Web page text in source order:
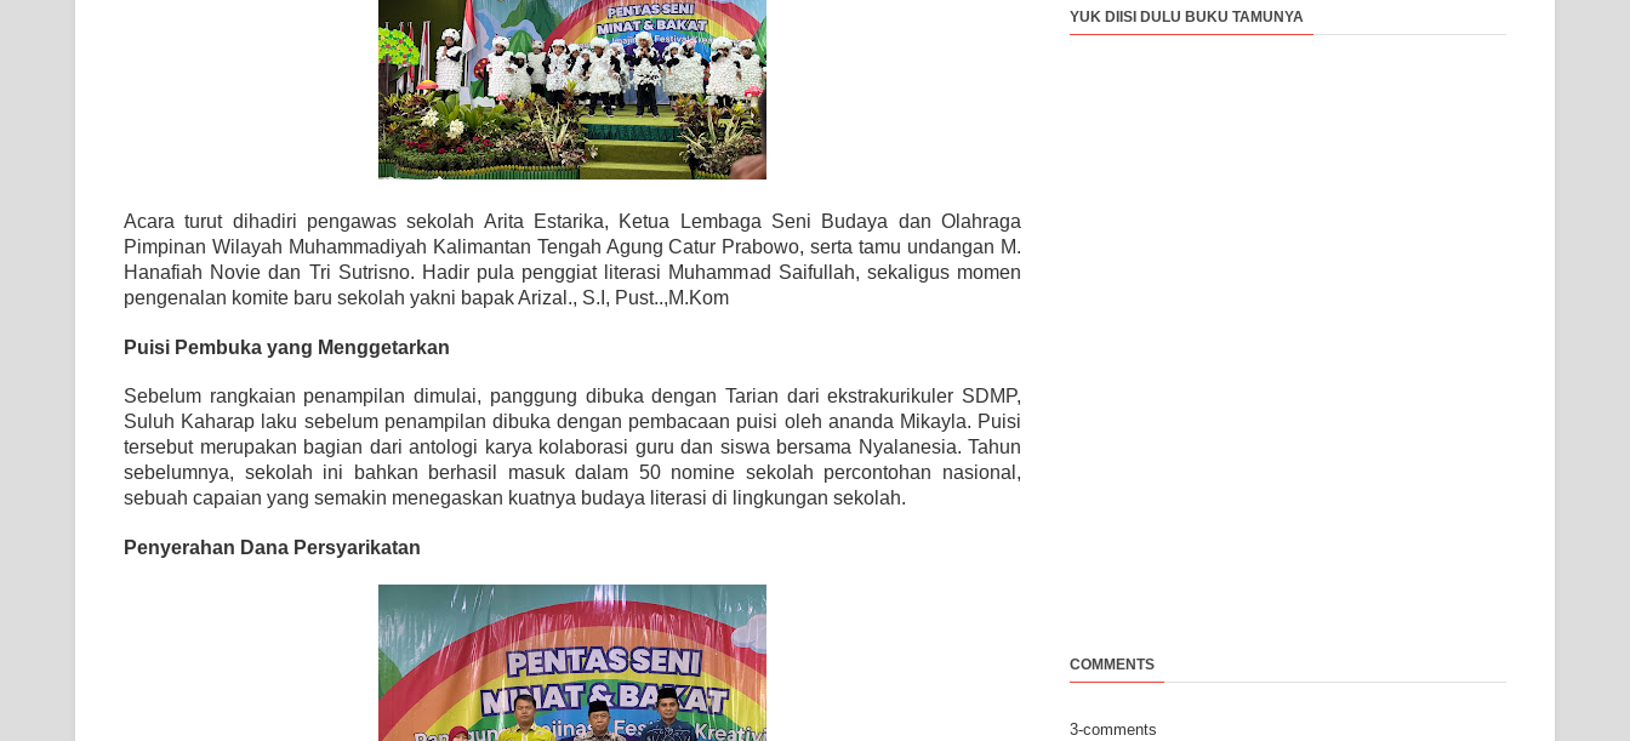
Acara turut dihadiri pengawas sekolah Arita Estarika, Ketua Lembaga Seni Budaya dan Olahraga
Pimpinan Wilayah Muhammadiyah Kalimantan Tengah Agung Catur Prabowo, serta tamu undangan M.
Hanafiah Novie dan Tri Sutrisno. Hadir pula penggiat literasi Muhammad Saifullah, sekaligus momen
pengenalan komite baru sekolah yakni bapak Arizal., S.I, Pust..,M.Kom
Puisi Pembuka yang Menggetarkan
Sebelum rangkaian penampilan dimulai, panggung dibuka dengan Tarian dari ekstrakurikuler SDMP,
Suluh Kaharap laku sebelum penampilan dibuka dengan pembacaan puisi oleh ananda Mikayla. Puisi
tersebut merupakan bagian dari antologi karya kolaborasi guru dan siswa bersama Nyalanesia. Tahun
sebelumnya, sekolah ini bahkan berhasil masuk dalam 50 nomine sekolah percontohan nasional,
sebuah capaian yang semakin menegaskan kuatnya budaya literasi di lingkungan sekolah.
Penyerahan Dana Persyarikatan
YUK DIISI DULU BUKU TAMUNYA
COMMENTS
3-comments